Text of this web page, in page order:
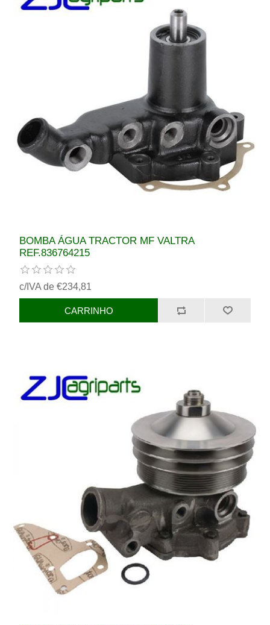
BOMBA ÁGUA TRACTOR MF VALTRA
REF.836764215
c/IVA de €234,81